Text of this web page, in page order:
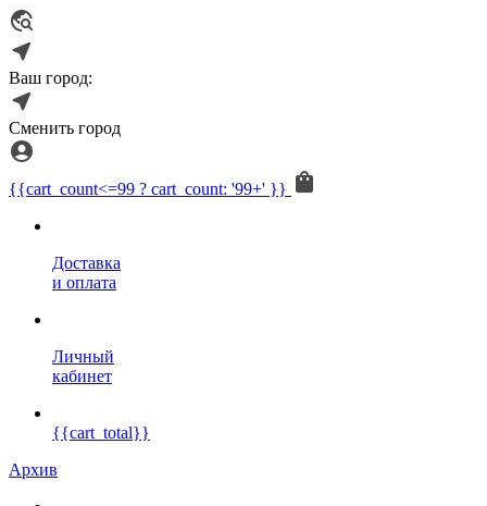
Ваш город:
Сменить город
{{cart_count<=99 ? cart_count: '99+' }}
Доставка
и оплата
Личный
кабинет
{{cart_total}}
Архив